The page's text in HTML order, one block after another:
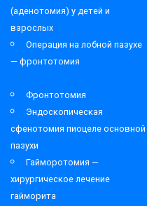
(аденотомия) у детей и
взрослых
Операция на лобной пазухе
— фронтотомия
Фронтотомия
Эндоскопическая
сфенотомия пиоцеле основной
пазухи
Гайморотомия —
хирургическое лечение
гайморита